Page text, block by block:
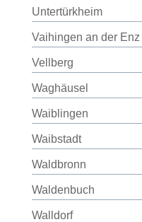
Untertürkheim
Vaihingen an der Enz
Vellberg
Waghäusel
Waiblingen
Waibstadt
Waldbronn
Waldenbuch
Walldorf